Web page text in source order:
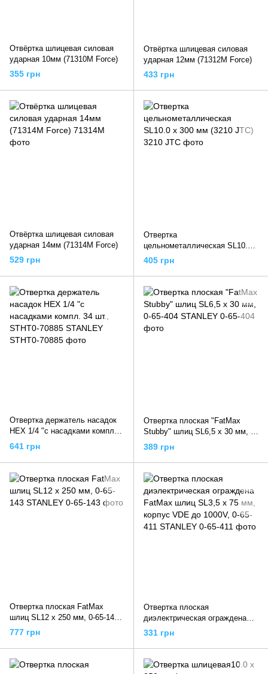
Отвёртка шлицевая силовая
ударная 10мм (71310M Force)
355 грн
Отвёртка шлицевая силовая
ударная 12мм (71312M Force)
433 грн
Отвёртка шлицевая силовая
ударная 14мм (71314M Force)
529 грн
Отвертка
цельнометаллическая SL10.0 x
300 мм (3210 JTC)
405 грн
Отвертка держатель насадок
HEX 1/4 "с насадками компл.
34 шт., STHT0-70885 STANLEY
641 грн
Отвертка плоская "FatMax
Stubby" шлиц SL6,5 х 30 мм, 0-
65-404 STANLEY
389 грн
Отвертка плоская FatMax
шлиц SL12 х 250 мм, 0-65-143
STANLEY
777 грн
Отвертка плоская
диэлектрическая ограждена
FatMax шлиц SL3,5 х 75 мм,
корпус VDE до 1000V, 0-65-411
STANLEY
331 грн